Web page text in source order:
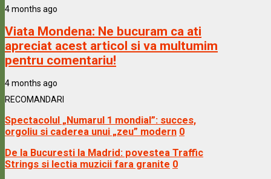
4 months ago
Viata Mondena: Ne bucuram ca ati
apreciat acest articol si va multumim
pentru comentariu!
4 months ago
RECOMANDARI
Spectacolul „Numarul 1 mondial”: succes,
orgoliu si caderea unui „zeu” modern 0
De la Bucuresti la Madrid: povestea Traffic
Strings si lectia muzicii fara granite 0